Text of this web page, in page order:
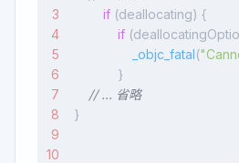
        if
(deallocating) {
            if
                _objc_fatal
(
            }
    // ... 省略
}